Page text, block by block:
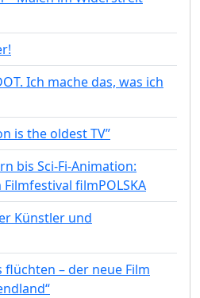
Ich mache das, was ich
is the oldest TV”
bis Sci-Fi-Animation:
filmPOLSKA
Künstler und
– der neue Film